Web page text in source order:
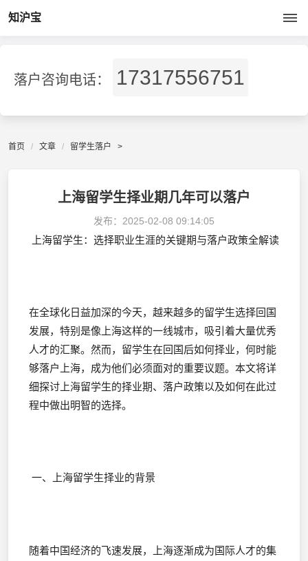
知沪宝
落户咨询电话： 17317556751
首页 文章 留学生落户 >
上海留学生择业期几年可以落户
发布： 2025-02-08 09:14:05
上海留学生：选择职业生涯的关键期与落户政策全解读
在全球化日益加深的今天，越来越多的留学生选择回国
发展，特别是像上海这样的一线城市，吸引着大量优秀
人才的汇聚。然而，留学生在回国后如何择业，何时能
够落户上海，成为他们必须面对的重要议题。本文将详
细探讨上海留学生的择业期、落户政策以及如何在此过
程中做出明智的选择。
一、上海留学生择业的背景
随着中国经济的飞速发展，上海逐渐成为国际人才的集